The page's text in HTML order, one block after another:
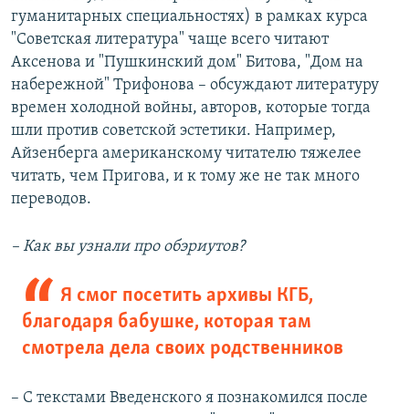
гуманитарных специальностях) в рамках курса
"Советская литература" чаще всего читают
Аксенова и "Пушкинский дом" Битова, "Дом на
набережной" Трифонова – обсуждают литературу
времен холодной войны, авторов, которые тогда
шли против советской эстетики. Например,
Айзенберга американскому читателю тяжелее
читать, чем Пригова, и к тому же не так много
переводов.
– Как вы узнали про обэриутов?
Я смог посетить архивы КГБ,
благодаря бабушке, которая там
смотрела дела своих родственников
– С текстами Введенского я познакомился после